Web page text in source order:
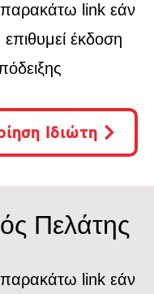
παρακάτω link εάν
έκδοση
Ιδιώτη
Πελάτης
παρακάτω link εάν